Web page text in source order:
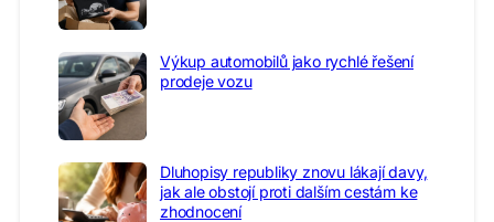
Výkup automobilů jako rychlé řešení
prodeje vozu
Dluhopisy republiky znovu lákají davy,
jak ale obstojí proti dalším cestám ke
zhodnocení